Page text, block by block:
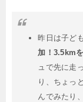
昨日は子ど
加！3.5km
ュで先に走
り、ちょっ
んでみたり